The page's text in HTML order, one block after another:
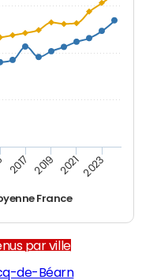
France
2017 2019 2021 2023
par ville
de-Béarn